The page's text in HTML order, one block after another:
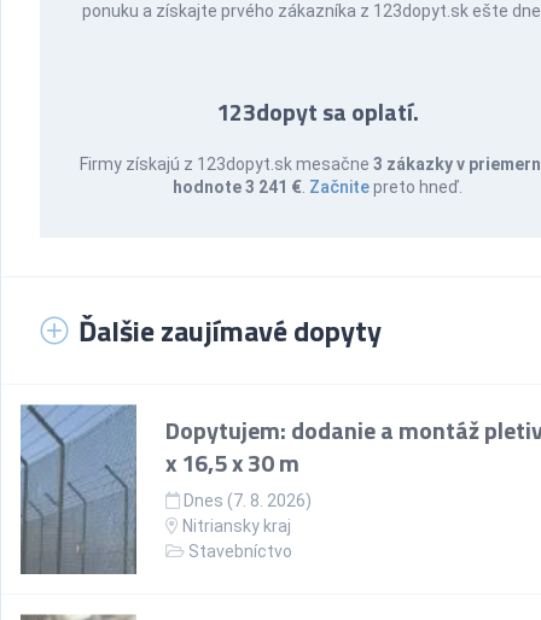
ponuku a získajte prvého zákazníka z 123dopyt.sk ešte
123dopyt sa oplatí.
Firmy získajú z 123dopyt.sk mesačne3 zákazky v
hodnote 3 241 € Začnitepreto hneď.
Ďalšie zaujímavé dopyty
Dopytujem: dodanie a montáž
x 16,5 x 30 m
Dnes (7. 8. 2026)
Nitriansky kraj
Stavebníctvo